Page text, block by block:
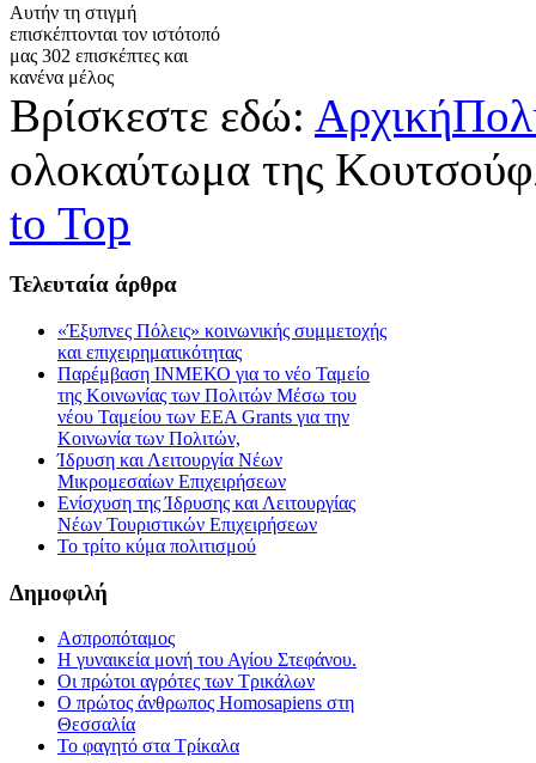
Αυτήν τη στιγμή
επισκέπτονται τον ιστότοπό
μας 302 επισκέπτες και
κανένα μέλος
Βρίσκεστε εδώ: Αρχική
ολοκαύτωμα της
to Top
Τελευταία άρθρα
«Έξυπνες Πόλεις» κοινωνικής συμμετοχής
και επιχειρηματικότητας
Παρέμβαση ΙΝΜΕΚΟ για το νέο Ταμείο
της Κοινωνίας των Πολιτών Μέσω του
νέου Ταμείου των ΕΕΑ Grants για την
Κοινωνία των Πολιτών,
Ίδρυση και Λειτουργία Νέων
Μικρομεσαίων Επιχειρήσεων
Ενίσχυση της Ίδρυσης και Λειτουργίας
Νέων Τουριστικών Επιχειρήσεων
Το τρίτο κύμα πολιτισμού
Δημοφιλή
Ασπροπόταμος
Η γυναικεία μονή του Αγίου Στεφάνου.
Οι πρώτοι αγρότες των Τρικάλων
Ο πρώτος άνθρωπος Homosapiens στη
Θεσσαλία
Το φαγητό στα Τρίκαλα